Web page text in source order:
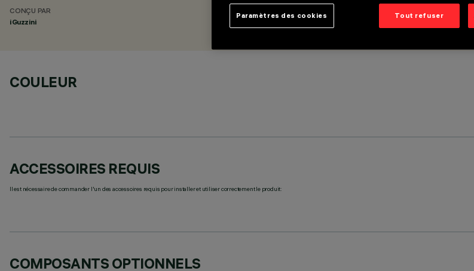
CONÇU PAR
iGuzzini
COULEUR
ACCESSOIRES REQUIS
Il est nécessaire de commander l'un des accessoires requis pour installer et utiliser correctement le produit:
COMPOSANTS OPTIONNELS
Tout refuser
Paramètres des cookies